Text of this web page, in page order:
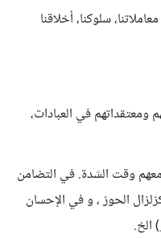
سلوكنا، أخلاقنا
في العبادات،
معهم وقت الشدة. في التضامن
الحوز ، و في الإحسان
الخ.